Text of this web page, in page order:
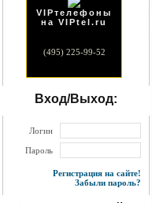
VIPтелефоны
на VIPtel.ru
(495) 225-99-52
Вход/Выход:
Логин
Пароль
Регистрация на сайте!
Забыли пароль?